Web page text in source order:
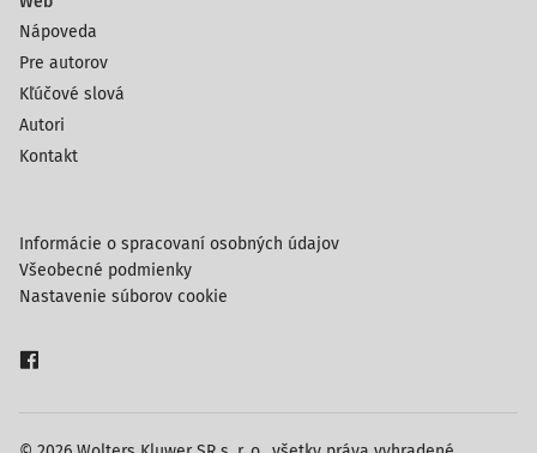
Nápoveda
Pre autorov
Kľúčové slová
Autori
Kontakt
Informácie o spracovaní osobných údajov
Všeobecné podmienky
Nastavenie súborov cookie